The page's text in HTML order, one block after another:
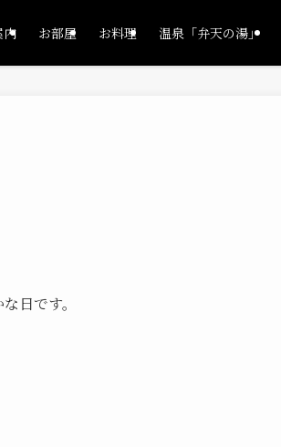
内 お部屋 お料理 温泉「弁天の湯」
日です。